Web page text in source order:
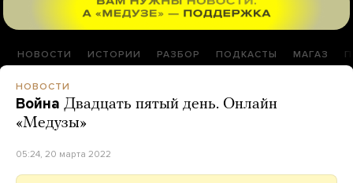
НОВОСТИ ИСТОРИИ РАЗБОР ПОДКАСТЫ МАГАЗ
НОВОСТИ
Война Двадцать пятый день. Онлайн
«Медузы»
05:24, 20 марта 2022